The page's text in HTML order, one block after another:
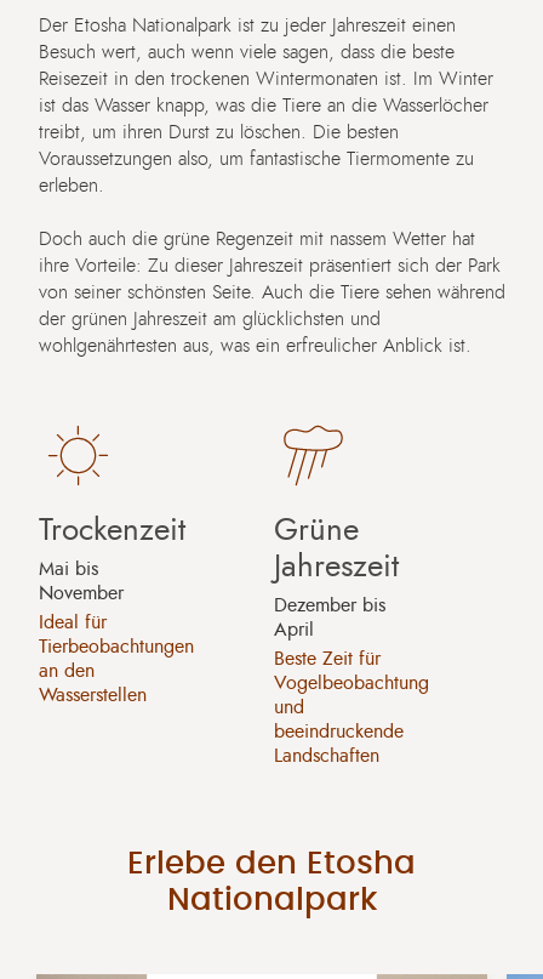
Der Etosha Nationalpark ist zu jeder Jahreszeit einen
Besuch wert, auch wenn viele sagen, dass die beste
Reisezeit in den trockenen Wintermonaten ist. Im Winter
ist das Wasser knapp, was die Tiere an die Wasserlöcher
treibt, um ihren Durst zu löschen. Die besten
Voraussetzungen also, um fantastische Tiermomente zu
erleben.
Doch auch die grüne Regenzeit mit nassem Wetter hat
ihre Vorteile: Zu dieser Jahreszeit präsentiert sich der Park
von seiner schönsten Seite. Auch die Tiere sehen während
der grünen Jahreszeit am glücklichsten und
wohlgenährtesten aus, was ein erfreulicher Anblick ist.
Trockenzeit
Mai bis
November
Ideal für
Tierbeobachtungen
an den
Wasserstellen
Grüne
Jahreszeit
Dezember bis
April
Beste Zeit für
Vogelbeobachtung
und
beeindruckende
Landschaften
Erlebe den Etosha
Nationalpark